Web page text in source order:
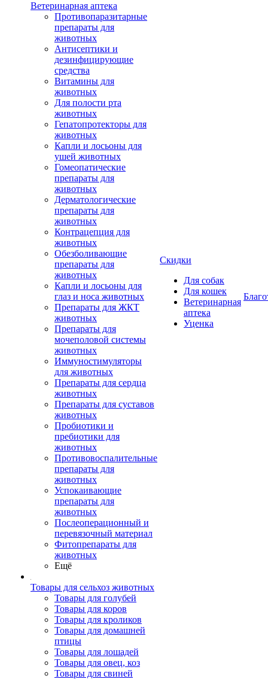
Ветеринарная аптека
Противопаразитарные
препараты для
животных
Антисептики и
дезинфицирующие
средства
Витамины для
животных
Для полости рта
животных
Гепатопротекторы для
животных
Капли и лосьоны для
ушей животных
Гомеопатические
препараты для
животных
Дерматологические
препараты для
животных
Контрацепция для
животных
Обезболивающие
препараты для
животных
Капли и лосьоны для
глаз и носа животных
Препараты для ЖКТ
животных
Препараты для
мочеполовой системы
животных
Иммуностимуляторы
для животных
Препараты для сердца
животных
Препараты для суставов
животных
Пробиотики и
пребиотики для
животных
Противовоспалительные
препараты для
животных
Успокаивающие
препараты для
животных
Послеоперационный и
перевязочный материал
Фитопрепараты для
животных
Ещё
Товары для сельхоз животных
Товары для голубей
Товары для коров
Товары для кроликов
Товары для домашней
птицы
Товары для лошадей
Товары для овец, коз
Товары для свиней
Скидки
Для собак
Для кошек
Ветеринарная
аптека
Уценка